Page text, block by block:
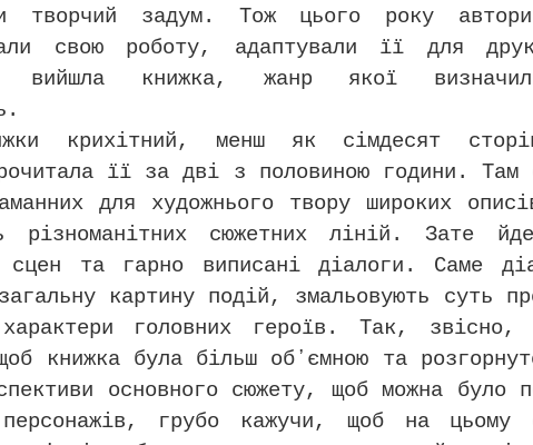
творчий задум. Тож цього року
свою роботу, адаптували її для
вийшла книжка, жанр якої
крихітний, менш як сімдесят
її за дві з половиною години. Там
для художнього твору широких
різноманітних сюжетних ліній. Зате
сцен та гарно виписані діалоги. Саме
картину подій, змальовують суть
характери головних героїв. Так,
книжка була більш обʼємною та
основного сюжету, щоб можна було
персонажів, грубо кажучи, щоб на цьому